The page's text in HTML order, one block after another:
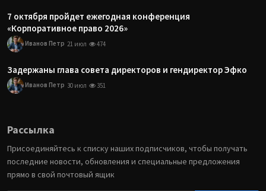
7 октября пройдет ежегодная конференция
«Корпоративное право 2026»
Иванов Петр 21 июл 474
Задержаны глава совета директоров и гендиректор Эфко
Иванов Петр 30 июл 351
Рассылка
Присоединяйтесь к списку наших подписчиков, чтобы получать
последние новости, обновления и специальные предложения
прямо в свой почтовый ящик